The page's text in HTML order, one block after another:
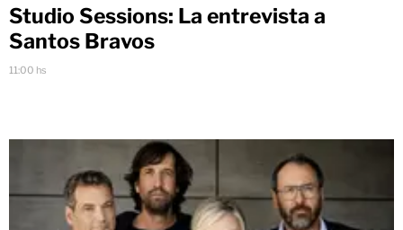
Studio Sessions: La entrevista a
Santos Bravos
11:00 hs